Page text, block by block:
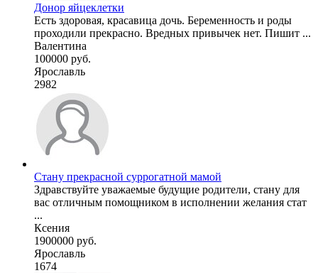
Донор яйцеклетки
Есть здоровая, красавица дочь. Беременность и роды
проходили прекрасно. Вредных привычек нет. Пишит ...
Валентина
100000 руб.
Ярославль
2982
Стану прекрасной суррогатной мамой
Здравствуйте уважаемые будущие родители, стану для
вас отличным помощником в исполнении желания стат
...
Ксения
1900000 руб.
Ярославль
1674